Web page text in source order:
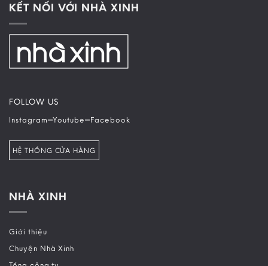
KẾT NỐI VỚI NHÀ XINH
FOLLOW US
Instagram–Youtube–Facebook
HỆ THỐNG CỬA HÀNG
NHÀ XINH
Giới thiệu
Chuyện Nhà Xinh